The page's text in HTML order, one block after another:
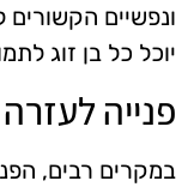
ונפשיים
יוכל כל בן זוג
פנייה
במקרים רבים,